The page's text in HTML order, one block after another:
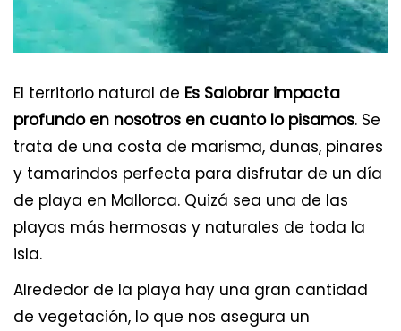
El territorio natural de Es Salobrar impacta
profundo en nosotros en cuanto lo pisamos. Se
trata de una costa de marisma, dunas, pinares
y tamarindos perfecta para disfrutar de un día
de playa en Mallorca. Quizá sea una de las
playas más hermosas y naturales de toda la
isla.
Alrededor de la playa hay una gran cantidad
de vegetación, lo que nos asegura un